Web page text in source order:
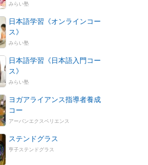
みらい塾
日本語学習《オンラインコー
ス》
みらい塾
日本語学習《日本語入門コー
ス》
みらい塾
ヨガアライアンス指導者養成
コー
アーバンエクスペリエンス
ステンドグラス
亨子ステンドグラス